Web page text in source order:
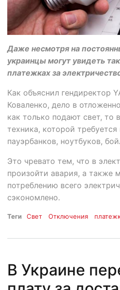
Даже несмотря на
украинцы могут увидеть
платежках за
Как объяснил гендиректор
Коваленко, дело в
как только подают свет, то
техника, которой
пауэрбанков, ноутбуков,
Это чревато тем, что в
произойти авария, а также
потреблению всего
сэкономлено.
Теги Свет Отключения
В Украине